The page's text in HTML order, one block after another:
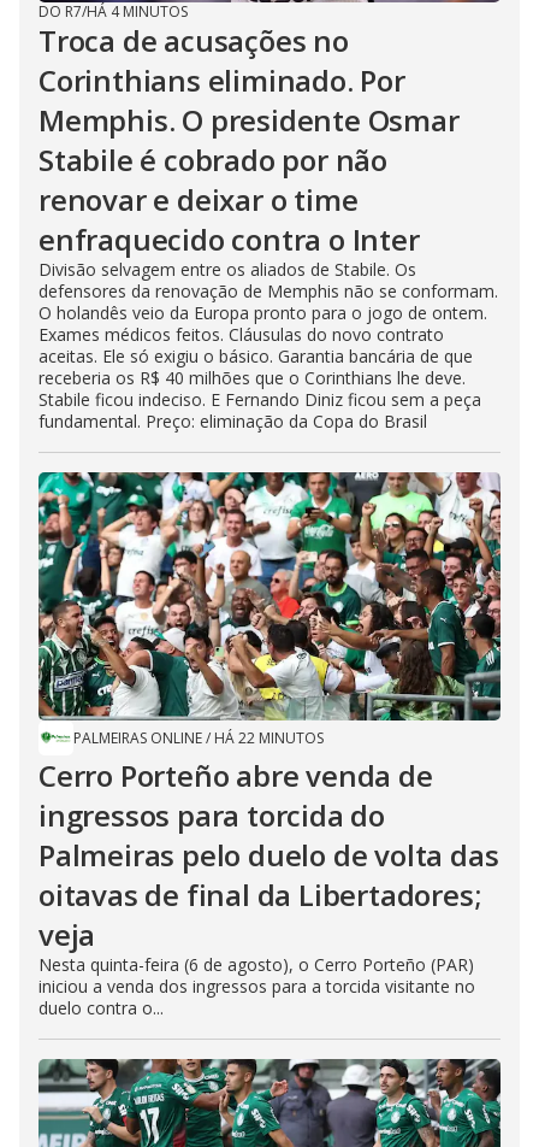
DO R7/HÁ 4 MINUTOS
Troca de acusações no
Corinthians eliminado. Por
Memphis. O presidente Osmar
Stabile é cobrado por não
renovar e deixar o time
enfraquecido contra o Inter
Divisão selvagem entre os aliados de Stabile. Os
defensores da renovação de Memphis não se conformam.
O holandês veio da Europa pronto para o jogo de ontem.
Exames médicos feitos. Cláusulas do novo contrato
aceitas. Ele só exigiu o básico. Garantia bancária de que
receberia os R$ 40 milhões que o Corinthians lhe deve.
Stabile ficou indeciso. E Fernando Diniz ficou sem a peça
fundamental. Preço: eliminação da Copa do Brasil
PALMEIRAS ONLINE/ HÁ 22 MINUTOS
Cerro Porteño abre venda de
ingressos para torcida do
Palmeiras pelo duelo de volta das
oitavas de final da Libertadores;
veja
Nesta quinta-feira (6 de agosto), o Cerro Porteño (PAR)
iniciou a venda dos ingressos para a torcida visitante no
duelo contra o...